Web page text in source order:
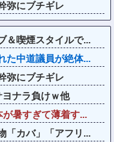
弥にブチギレ
＆喫煙スタイルで...
た中道議員が絶体...
弥にブチギレ
ナラ負けｗ他
が暑すぎて薄着す...
「カバ」「アフリ...